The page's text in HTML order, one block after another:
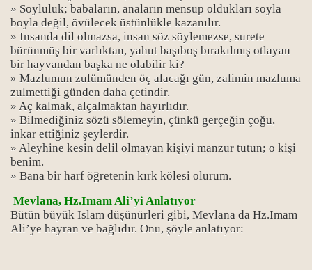
» Soyluluk; babaların, anaların mensup oldukları soyla
boyla değil, övülecek üstünlükle kazanılır.
» Insanda dil olmazsa, insan söz söylemezse, surete
bürünmüş bir varlıktan, yahut başıboş bırakılmış otlayan
bir hayvandan başka ne olabilir ki?
» Mazlumun zulümünden öç alacağı gün, zalimin mazluma
zulmettiği günden daha çetindir.
» Aç kalmak, alçalmaktan hayırlıdır.
» Bilmediğiniz sözü sölemeyin, çünkü gerçeğin çoğu,
inkar ettiğiniz şeylerdir.
» Aleyhine kesin delil olmayan kişiyi manzur tutun; o kişi
benim.
» Bana bir harf öğretenin kırk kölesi olurum.
Mevlana, Hz.Imam Ali’yi Anlatıyor
Bütün büyük Islam düşünürleri gibi, Mevlana da Hz.Imam
Ali’ye hayran ve bağlıdır. Onu, şöyle anlatıyor: